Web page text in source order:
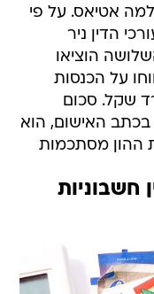
אטיאס. על פי
הדין ניר
הוציאו
על הכנסות
מ-1.34 מיליארד שקל. סכום
בכתב האישום, הוא
ההון מסתכמות
חשבוניות